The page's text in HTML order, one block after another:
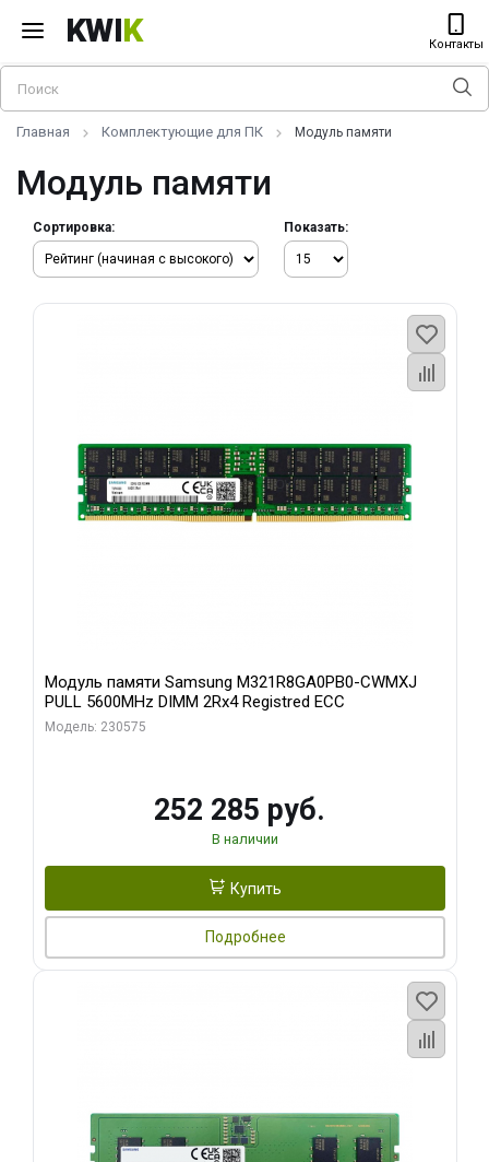
KWIK Контакты
Главная Комплектующие для ПК Модуль памяти
Модуль памяти
Сортировка: Показать:
Модуль памяти Samsung M321R8GA0PB0-CWMXJ
PULL 5600MHz DIMM 2Rx4 Registred ECC
Модель: 230575
252 285 руб.
В наличии
Купить
Подробнее